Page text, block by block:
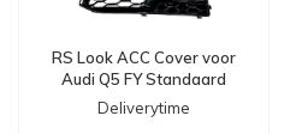
RS Look ACC Cover voor
Audi Q5 FY Standaard
Deliverytime